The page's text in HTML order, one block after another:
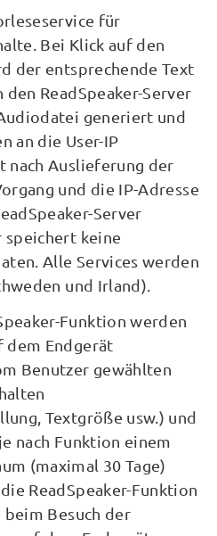
für
Bei Klick auf den
der entsprechende Text
den ReadSpeaker-Server
generiert und
an die User-IP
nach Auslieferung der
und die IP-Adresse
Server
speichert keine
Alle Services werden
und Irland).
Funktion werden
dem Endgerät
Benutzer gewählten
Textgröße usw.) und
nach Funktion einem
(maximal 30 Tage)
ReadSpeaker-Funktion
Besuch der